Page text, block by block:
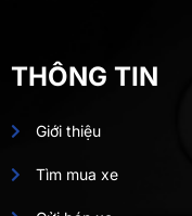
THÔNG TIN
Giới thiệu
Tìm mua xe